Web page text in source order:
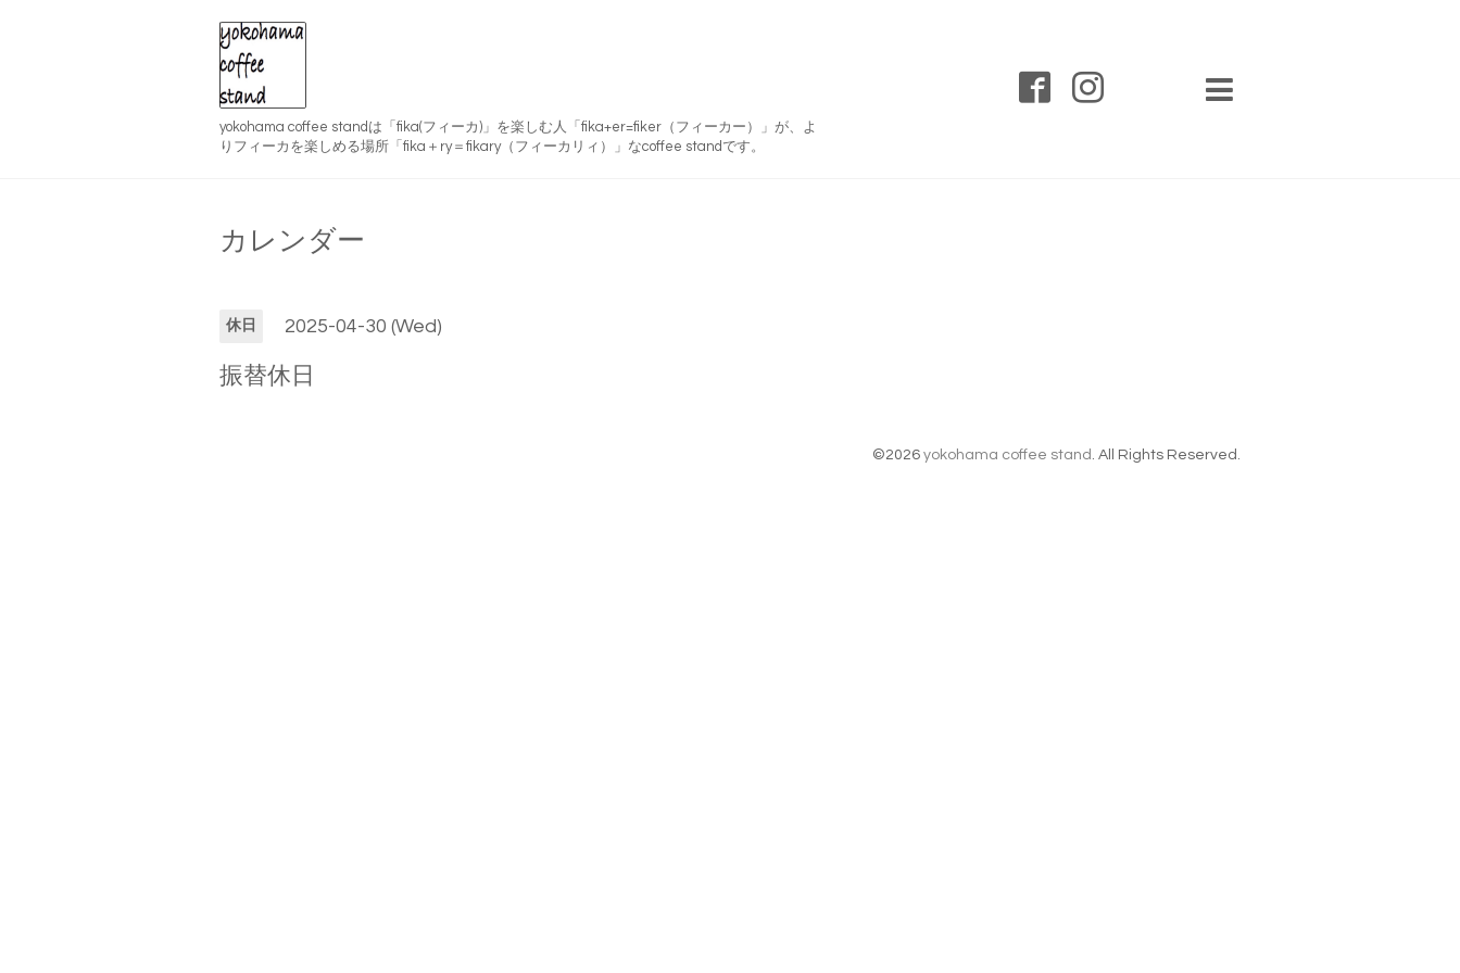
yokohama coffee standは「fika(フィーカ)」を楽しむ人「fika+er=fiker（フィーカー）」が、よ
りフィーカを楽しめる場所「fika＋ry＝fikary（フィーカリィ）」なcoffee standです。
カレンダー
休日 2025-04-30 (Wed)
振替休日
©2026 yokohama coffee stand . All Rights Reserved.